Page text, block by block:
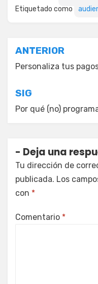
Etiquetado como
Navegación
de
ANTERIOR
Personaliza tus
SIG
Por qué (no)
Deja una
Tu dirección de
publicada. Los
con *
Comentario *